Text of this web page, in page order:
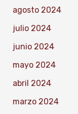
agosto 2024
julio 2024
junio 2024
mayo 2024
abril 2024
marzo 2024